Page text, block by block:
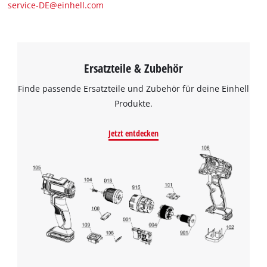
service-DE@einhell.com
Ersatzteile & Zubehör
Finde passende Ersatzteile und Zubehör für deine Einhell
Produkte.
Jetzt entdecken